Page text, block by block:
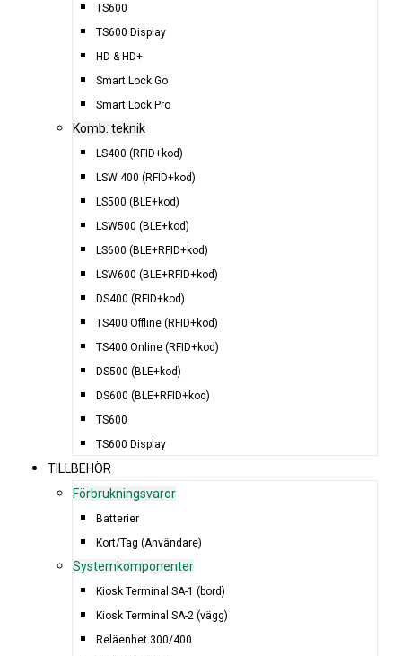
TS600
TS600 Display
HD & HD+
Smart Lock Go
Smart Lock Pro
Komb. teknik
LS400 (RFID+kod)
LSW 400 (RFID+kod)
LS500 (BLE+kod)
LSW500 (BLE+kod)
LS600 (BLE+RFID+kod)
LSW600 (BLE+RFID+kod)
DS400 (RFID+kod)
TS400 Offline (RFID+kod)
TS400 Online (RFID+kod)
DS500 (BLE+kod)
DS600 (BLE+RFID+kod)
TS600
TS600 Display
TILLBEHÖR
Förbrukningsvaror
Batterier
Kort/Tag (Användare)
Systemkomponenter
Kiosk Terminal SA-1 (bord)
Kiosk Terminal SA-2 (vägg)
Reläenhet 300/400